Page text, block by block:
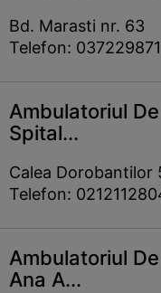
Bd. Marasti nr. 63
Telefon:
Ambulatoriul
Spital...
Calea Dorobantilor
Telefon:
Ambulatoriul
Ana A...